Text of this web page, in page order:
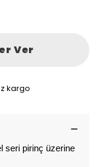
Ver
kargo
seri pirinç üzerine